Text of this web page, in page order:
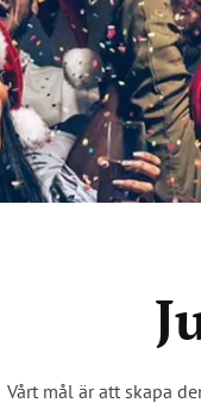
Vårt mål är att skapa